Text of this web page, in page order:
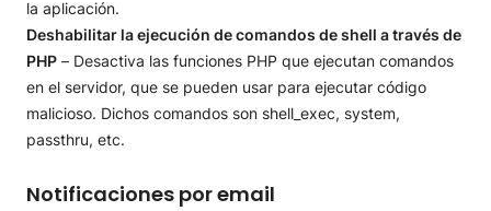
la aplicación.
Deshabilitar la ejecución de comandos de shell a través de
PHP – Desactiva las funciones PHP que ejecutan comandos
en el servidor, que se pueden usar para ejecutar código
malicioso. Dichos comandos son shell_exec, system,
passthru, etc.
Notificaciones por email